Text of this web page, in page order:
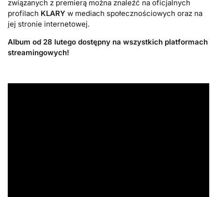
związanych z premierą można znaleźć na oficjalnych
profilach KLARY w mediach społecznościowych oraz na
jej stronie internetowej.
Album od 28 lutego dostępny na wszystkich platformach
streamingowych!